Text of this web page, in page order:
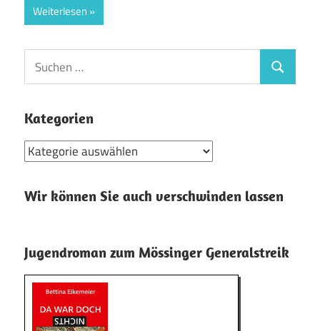
Weiterlesen
Suchen
nach:
Suchen
Kategorien
Kategorien
Wir können Sie auch verschwinden lassen
Jugendroman zum Mössinger Generalstreik